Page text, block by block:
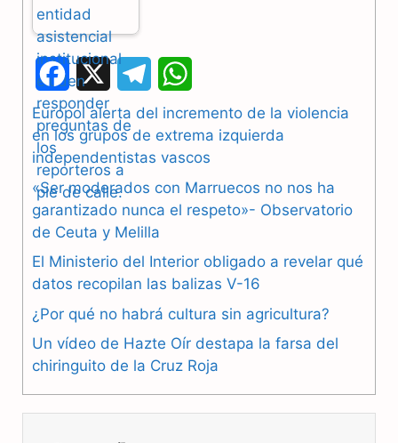
F
a
c
e
b
o
o
k
e
g
r
a
m
h
a
s
p
p
Europol alerta del incremento de la violencia
en los grupos de extrema izquierda
independentistas vascos
«Ser moderados con Marruecos no nos ha
garantizado nunca el respeto»- Observatorio
de Ceuta y Melilla
El Ministerio del Interior obligado a revelar qué
datos recopilan las balizas V-16
¿Por qué no habrá cultura sin agricultura?
Un vídeo de Hazte Oír destapa la farsa del
chiringuito de la Cruz Roja